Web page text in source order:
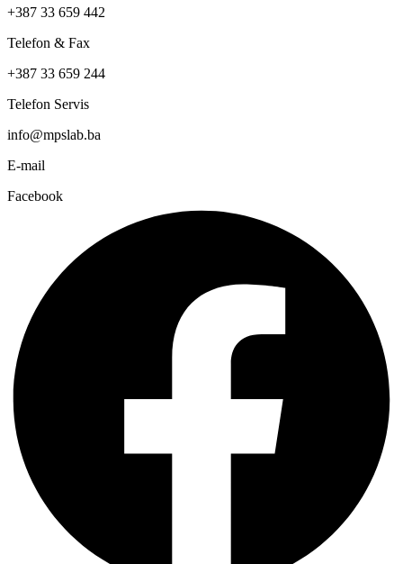
+387 33 659 442
Telefon & Fax
+387 33 659 244
Telefon Servis
info@mpslab.ba
E-mail
Facebook